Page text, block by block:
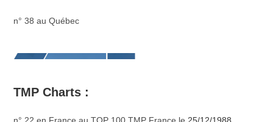
n° 38 au Québec
TMP Charts :